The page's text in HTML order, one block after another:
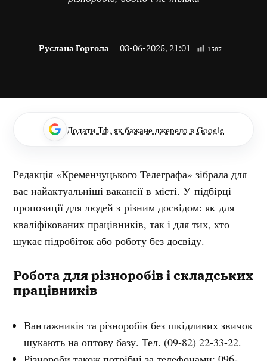
Руслана Горгола 03-06-2025, 21:01 1587
Додати Тф, як бажане джерело в Google
Редакція «Кременчуцького Телеграфа» зібрала для
вас найактуальніші вакансії в місті. У підбірці —
пропозиції для людей з різним досвідом: як для
кваліфікованих працівників, так і для тих, хто
шукає підробіток або роботу без досвіду.
Робота для різноробів і складських
працівників
Вантажників та різноробів без шкідливих звичок
шукають на оптову базу. Тел. (09-82) 22-33-22.